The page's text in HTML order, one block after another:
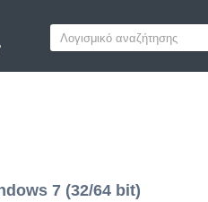
7 (32/64 bit)